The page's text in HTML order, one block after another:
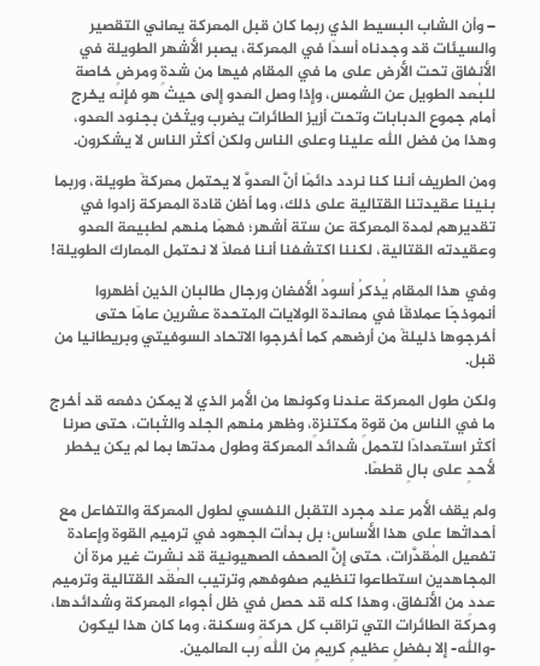
– وأن الشاب البسيط الذي ربما كان قبل المعركة يعاني التقصير
والسيئات قد وجدناه أسدًا في المعركة، يصبر الأشهر الطويلة في
الأنفاق تحت الأرض على ما في المقام فيها من شدةٍ ومرضٍ خاصة
للبُعد الطويل عن الشمس، وإذا وصل العدو إلى حيث هو فإنه يخرج
أمام جموع الدبابات وتحت أزيز الطائرات يضرب ويثخن بجنود العدو،
وهذا من فضل الله علينا وعلى الناس ولكن أكثر الناس لا يشكرون.
ومن الطريف أننا كنا نردد دائمًا أنَّ العدوَّ لا يحتمل معركةً طويلة، وربما
بنينا عقيدتنا القتالية على ذلك، وما أظن قادة المعركة زادوا في
تقديرهم لمدة المعركة عن ستة أشهر؛ فهمًا منهم لطبيعة العدو
وعقيدته القتالية، لكننا اكتشفنا أننا فعلًا لا نحتمل المعارك الطويلة!
وفي هذا المقام يُذكرُ أسودُ الأفغان ورجال طالبان الذين أظهروا
أنموذجًا عملاقًا في معاندة الولايات المتحدة عشرين عامًا حتى
أخرجوها ذليلةً من أرضهم كما أخرجوا الاتحاد السوفيتي وبريطانيا من
قبل.
ولكن طول المعركة عندنا وكونها من الأمر الذي لا يمكن دفعه قد أخرج
ما في الناس من قوةٍ مكتنزةٍ، وظهر منهم الجلد والثبات، حتى صرنا
أكثر استعدادًا لتحمل شدائد المعركة وطول مدتها بما لم يكن يخطر
لأحدٍ على بالٍ قطعًا.
ولم يقف الأمر عند مجرد التقبل النفسي لطول المعركة والتفاعل مع
أحداثها على هذا الأساس؛ بل بدأت الجهود في ترميم القوة وإعادة
تفعيل المُقدَّرات، حتى إنَّ الصحف الصهيونية قد نشرت غير مرة أن
المجاهدين استطاعوا تنظيم صفوفهم وترتيب العُقَد القتالية وترميم
عددٍ من الأنفاق، وهذا كله قد حصل في ظل أجواء المعركة وشدائدها،
وحركة الطائرات التي تراقب كل حركةٍ وسكنة، وما كان هذا ليكون
-والله- إلا بفضلٍ عظيمٍ كريمٍ من الله رب العالمين.